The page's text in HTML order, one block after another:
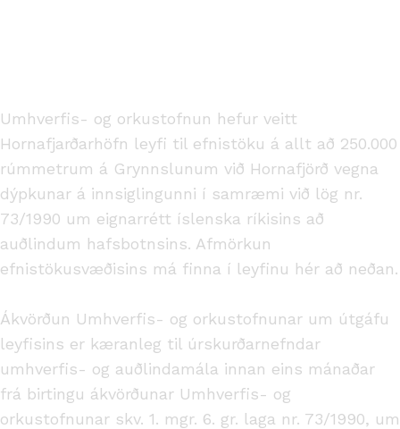
Umhverfis- og orkustofnun hefur veitt
Hornafjarðarhöfn leyfi til efnistöku á allt að 250.000
rúmmetrum á Grynnslunum við Hornafjörð vegna
dýpkunar á innsiglingunni í samræmi við lög nr.
73/1990 um eignarrétt íslenska ríkisins að
auðlindum hafsbotnsins. Afmörkun
efnistökusvæðisins má finna í leyfinu hér að neðan.
Ákvörðun Umhverfis- og orkustofnunar um útgáfu
leyfisins er kæranleg til úrskurðarnefndar
umhverfis- og auðlindamála innan eins mánaðar
frá birtingu ákvörðunar Umhverfis- og
orkustofnunar skv. 1. mgr. 6. gr. laga nr. 73/1990, um